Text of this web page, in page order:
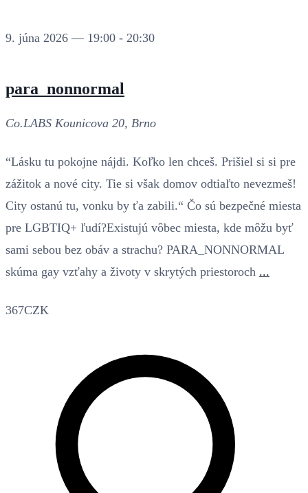
9. júna 2026 — 19:00 - 20:30
para_nonnormal
Co.LABS Kounicova 20, Brno
“Lásku tu pokojne nájdi. Koľko len chceš. Prišiel si si pre
zážitok a nové city. Tie si však domov odtiaľto nevezmeš!
City ostanú tu, vonku by ťa zabili.“ Čo sú bezpečné miesta
pre LGBTIQ+ ľudí?Existujú vôbec miesta, kde môžu byť
sami sebou bez obáv a strachu? PARA_NONNORMAL
skúma gay vzťahy a životy v skrytých priestoroch ...
367CZK